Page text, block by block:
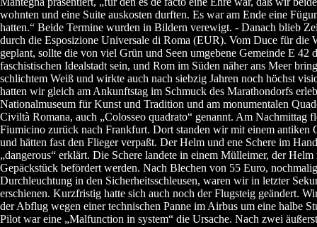
wohnten und eine Suite auskosten durften. Es war am Ende eine
hatten.“ Beide Termine wurden in Bildern verewigt. - Danach blieb
durch die Esposizione Universale di Roma (EUR). Vom Duce für die
geplant, sollte die von viel Grün und Seen umgebene Gemeinde E 42
faschistischen Idealstadt sein, und Rom im Süden näher ans Meer
schlichtem Weiß und wirkte auch nach siebzig Jahren noch höchst
hatten wir gleich am Ankunftstag im Schmuck des Marathondorfs
Nationalmuseum für Kunst und Tradition und am monumentalen
Civiltà Romana, auch „Colosseo quadrato“ genannt. Am Nachmittag
Fiumicino zurück nach Frankfurt. Dort standen wir mit einem antiken
und hätten fast den Flieger verpaßt. Der Helm und ene Schere im
„dangerous“ erklärt. Die Schere landete in einem Mülleimer, der Helm
Gepäckstück befördert werden. Nach Blechen von 55 Euro,
Durchleuchtung in den Sicherheitsschleusen, waren wir in letzter
erschienen. Kurzfristig hatte sich auch noch der Flugsteig geändert.
der Abflug wegen einer technischen Panne im Airbus um eine halbe
Pilot war eine „Malfunction in system“ die Ursache. Nach zwei